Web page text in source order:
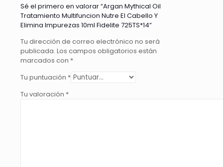
Elimina
Impurezas
10ml
725TS*14
cantidad
Sé el primero en valorar “Argan Mythical Oil
Tratamiento Multifuncion Nutre El Cabello Y
Elimina Impurezas 10ml Fidelite 725TS*14”
Tu dirección de correo electrónico no será
publicada. Los campos obligatorios están
marcados con *
Tu puntuación *
Tu valoración *